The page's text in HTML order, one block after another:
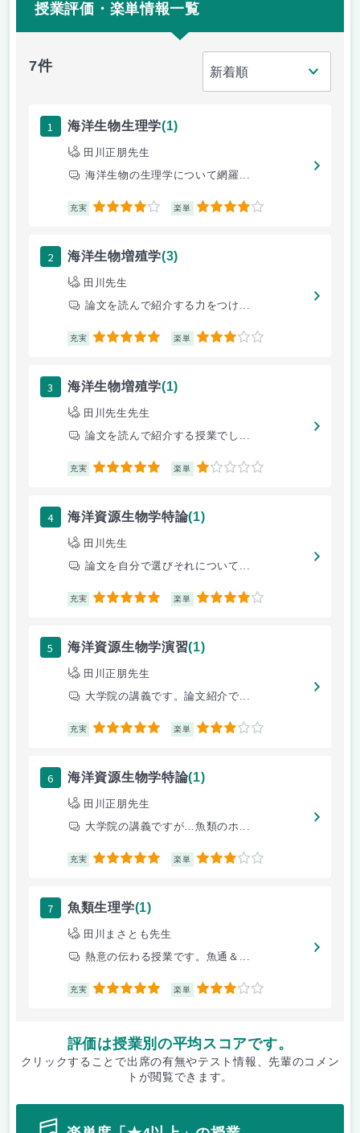
授業評価・楽単情報一覧
7件
1 海洋生物生理学(1)
田川正朋先生
海洋生物の生理学について網羅...
充実 4 楽単 4
2 海洋生物増殖学(3)
田川先生
論文を読んで紹介する力をつけ...
充実 5 楽単 3
3 海洋生物増殖学(1)
田川先生先生
論文を読んで紹介する授業でし...
充実 5 楽単 1
4 海洋資源生物学特論(1)
田川先生
論文を自分で選びそれについて...
充実 5 楽単 4
5 海洋資源生物学演習(1)
田川正朋先生
大学院の講義です。論文紹介で...
充実 5 楽単 3
6 海洋資源生物学特論(1)
田川正朋先生
大学院の講義ですが…魚類のホ...
充実 5 楽単 3
7 魚類生理学(1)
田川まさとも先生
熱意の伝わる授業です。魚通＆...
充実 5 楽単 3
評価は授業別の平均スコアです。
クリックすることで出席の有無やテスト情報、先輩のコメン
トが閲覧できます。